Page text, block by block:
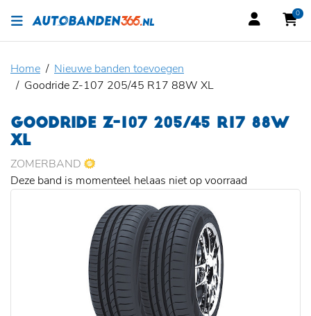
0
Home
Nieuwe banden toevoegen
Goodride Z-107 205/45 R17 88W XL
GOODRIDE Z-107 205/45 R17 88W
XL
ZOMERBAND
Deze band is momenteel helaas niet op voorraad